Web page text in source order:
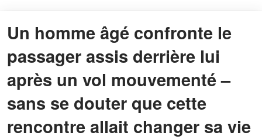
Un homme âgé confronte le
passager assis derrière lui
après un vol mouvementé –
sans se douter que cette
rencontre allait changer sa vie